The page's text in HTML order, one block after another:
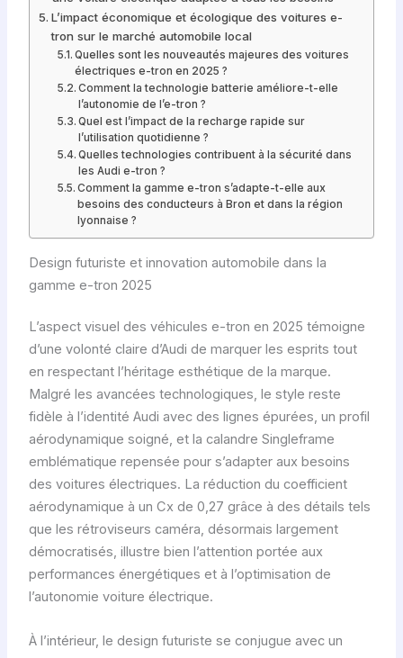
L’impact économique et écologique des voitures e-
tron sur le marché automobile local
Quelles sont les nouveautés majeures des voitures
électriques e-tron en 2025 ?
Comment la technologie batterie améliore-t-elle
l’autonomie de l’e-tron ?
Quel est l’impact de la recharge rapide sur
l’utilisation quotidienne ?
Quelles technologies contribuent à la sécurité dans
les Audi e-tron ?
Comment la gamme e-tron s’adapte-t-elle aux
besoins des conducteurs à Bron et dans la région
lyonnaise ?
Design futuriste et innovation automobile dans la
gamme e-tron 2025
L’aspect visuel des véhicules e-tron en 2025 témoigne
d’une volonté claire d’Audi de marquer les esprits tout
en respectant l’héritage esthétique de la marque.
Malgré les avancées technologiques, le style reste
fidèle à l’identité Audi avec des lignes épurées, un profil
aérodynamique soigné, et la calandre Singleframe
emblématique repensée pour s’adapter aux besoins
des voitures électriques. La réduction du coefficient
aérodynamique à un Cx de 0,27 grâce à des détails tels
que les rétroviseurs caméra, désormais largement
démocratisés, illustre bien l’attention portée aux
performances énergétiques et à l’optimisation de
l’autonomie voiture électrique.
À l’intérieur, le design futuriste se conjugue avec un